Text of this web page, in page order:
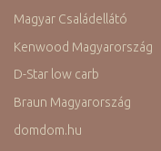
Magyar Családellátó
Kenwood Magyarország
D-Star low carb
Braun Magyarország
domdom.hu